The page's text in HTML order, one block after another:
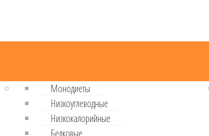
Монодиеты
Низкоуглеводные
Низкокалорийные
Белковые